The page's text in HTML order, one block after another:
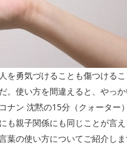
勇気づけることも傷つける
。使い方を間違えると、やっ
ナン 沈黙の15分（クォーター
も親子関係にも同じことが言
の使い方についてご紹介しま